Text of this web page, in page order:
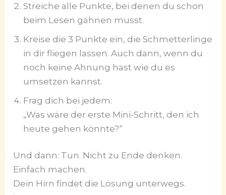
Streiche alle Punkte, bei denen du schon
beim Lesen gähnen musst.
Kreise die 3 Punkte ein, die Schmetterlinge
in dir fliegen lassen. Auch dann, wenn du
noch keine Ahnung hast wie du es
umsetzen kannst.
Frag dich bei jedem:
„Was wäre der erste Mini-Schritt, den ich
heute gehen könnte?“
Und dann: Tun. Nicht zu Ende denken.
Einfach machen.
Dein Hirn findet die Lösung unterwegs.